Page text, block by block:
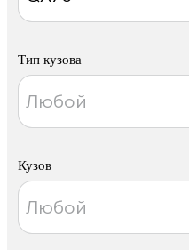
Тип кузова
Кузов